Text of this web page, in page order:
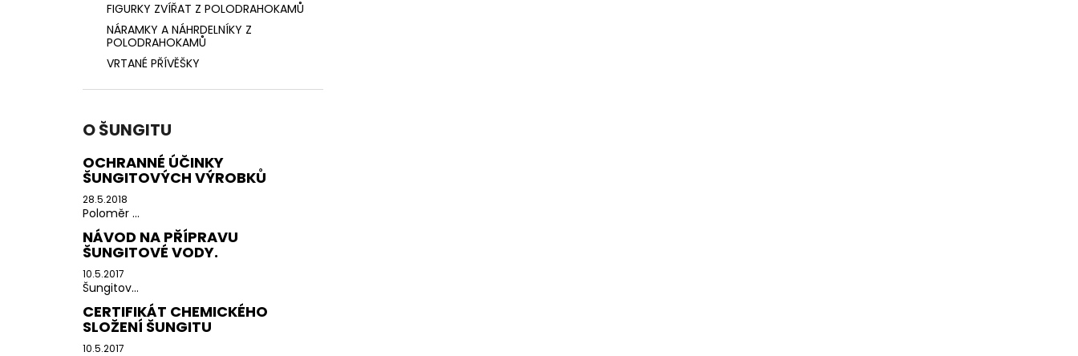
FIGURKY ZVÍŘAT Z POLODRAHOKAMŮ
NÁRAMKY A NÁHRDELNÍKY Z
POLODRAHOKAMŮ
VRTANÉ PŘÍVĚŠKY
O ŠUNGITU
OCHRANNÉ ÚČINKY
ŠUNGITOVÝCH VÝROBKŮ
28.5.2018
Poloměr ...
NÁVOD NA PŘÍPRAVU
ŠUNGITOVÉ VODY.
10.5.2017
Šungitov...
CERTIFIKÁT CHEMICKÉHO
SLOŽENÍ ŠUNGITU
10.5.2017